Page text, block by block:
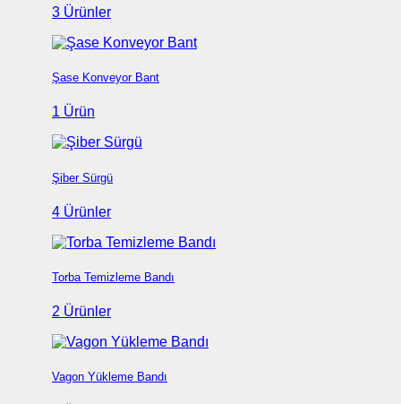
3 Ürünler
Şase Konveyor Bant
1 Ürün
Şiber Sürgü
4 Ürünler
Torba Temizleme Bandı
2 Ürünler
Vagon Yükleme Bandı